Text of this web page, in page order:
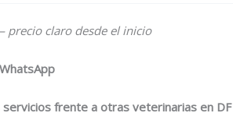
precio claro desde el inicio
frente a otras veterinarias en DF